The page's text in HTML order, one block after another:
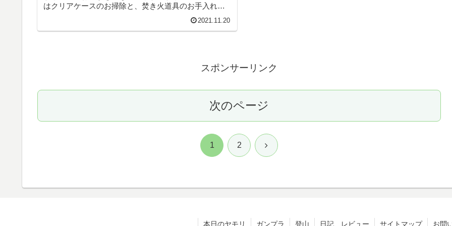
はクリアケースのお掃除と、焚き火道具のお手入れを
しますかね♪そんなこんなで、本日のヤモリです。
2021.11.20
スポンサーリンク
次のページ
1 2 次
本日のヤモリ ガンプラ 登山 日記、レビュー サイトマップ お問